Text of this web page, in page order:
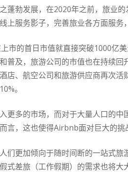
蓬勃发展，在2020年之前，旅业
上服务影子，完善旅业各方面服务
市的首日市值就直接突破1000
普及，旅游公司的市值也在持续
店、航空公司和旅游供应商再次
。
更多的市场，而对于大量人口的
言，这也使得Airbnb面对巨大的
们更加倾向于随时间断的一站式
式差旅（工作假期）的需求也将